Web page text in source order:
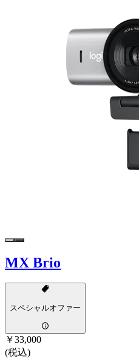
MX Brio
スペシャルオファー
￥33,000
(税込)